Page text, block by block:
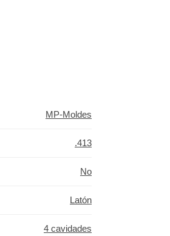
MP-Moldes
.413
No
Latón
4 cavidades